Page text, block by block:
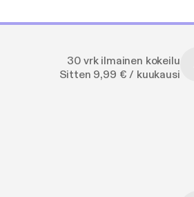
30 vrk ilmainen kokeilu
Sitten 9,99 € / kuukausi